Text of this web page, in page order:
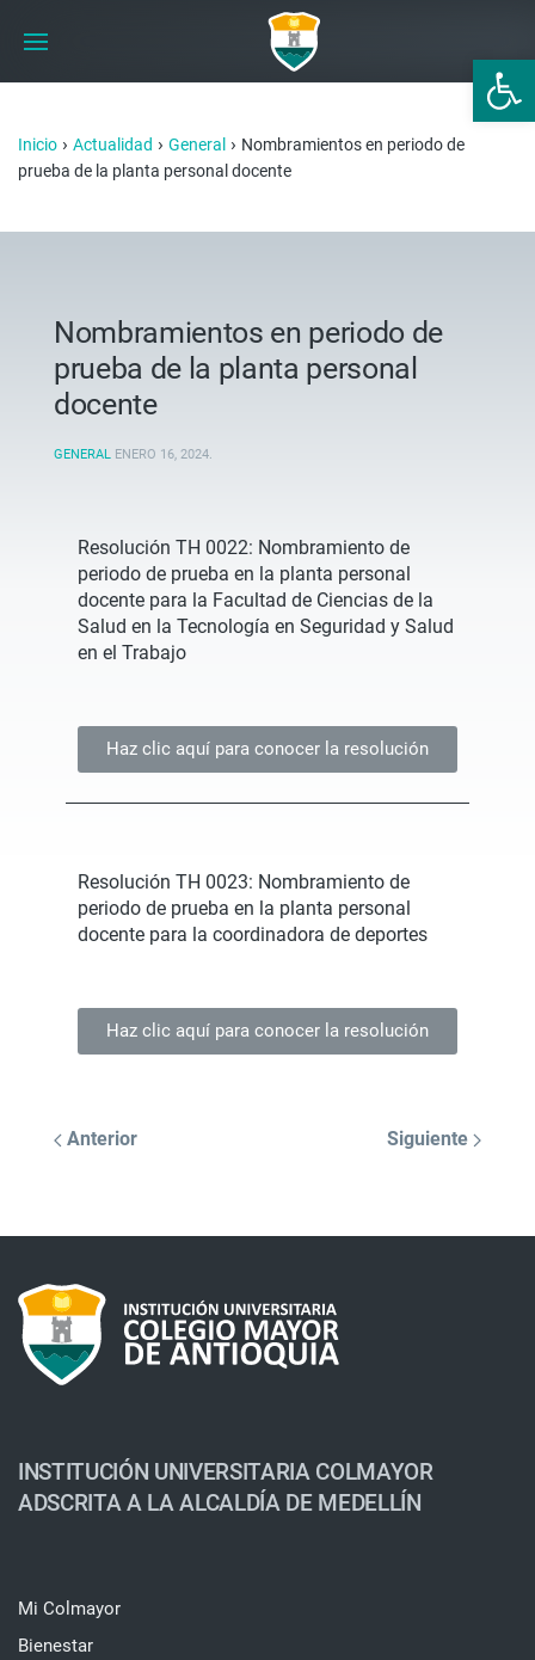
Abrir
Inicio › Actualidad › General › Nombramientos en periodo de
prueba de la planta personal docente
Nombramientos en periodo de
prueba de la planta personal
docente
GENERAL ENERO 16, 2024.
Resolución TH 0022: Nombramiento de
periodo de prueba en la planta personal
docente para la Facultad de Ciencias de la
Salud en la Tecnología en Seguridad y Salud
en el Trabajo
Haz clic aquí para conocer la resolución
Resolución TH 0023: Nombramiento de
periodo de prueba en la planta personal
docente para la coordinadora de deportes
Haz clic aquí para conocer la resolución
Anterior Siguiente
INSTITUCIÓN UNIVERSITARIA COLMAYOR
ADSCRITA A LA ALCALDÍA DE MEDELLÍN
Mi Colmayor
Bienestar